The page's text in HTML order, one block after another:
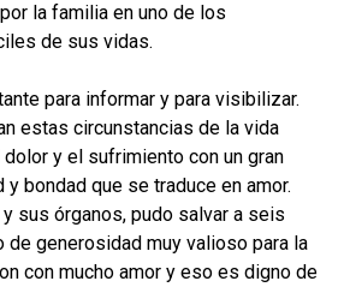
la familia en uno de los
de sus vidas.
para informar y para visibilizar.
estas circunstancias de la vida
y el sufrimiento con un gran
bondad que se traduce en amor.
sus órganos, pudo salvar a seis
de generosidad muy valioso para la
con mucho amor y eso es digno de